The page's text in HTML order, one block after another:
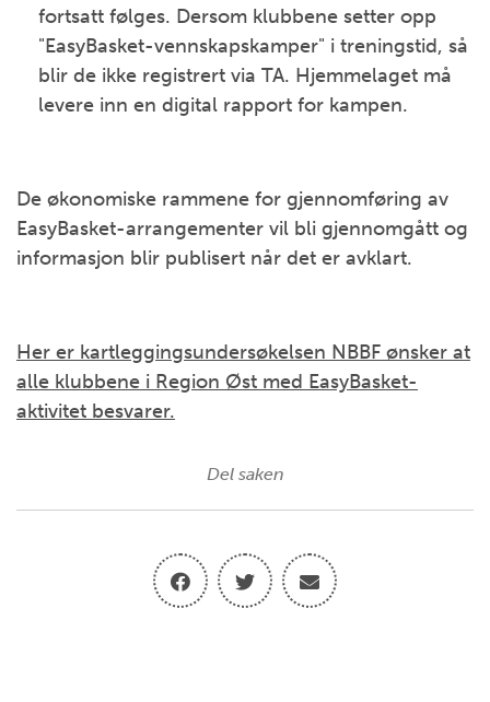
fortsatt følges. Dersom klubbene setter opp
"EasyBasket-vennskapskamper" i treningstid, så
blir de ikke registrert via TA. Hjemmelaget må
levere inn en digital rapport for kampen.
De økonomiske rammene for gjennomføring av
EasyBasket-arrangementer vil bli gjennomgått og
informasjon blir publisert når det er avklart.
Her er kartleggingsundersøkelsen NBBF ønsker at
alle klubbene i Region Øst med EasyBasket-
aktivitet besvarer.
Del saken